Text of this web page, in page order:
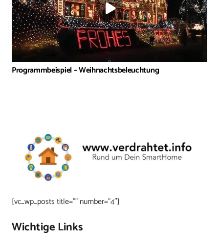
Programmbeispiel – Weihnachtsbeleuchtung
[vc_wp_posts title=”” number=”4″]
Wichtige Links